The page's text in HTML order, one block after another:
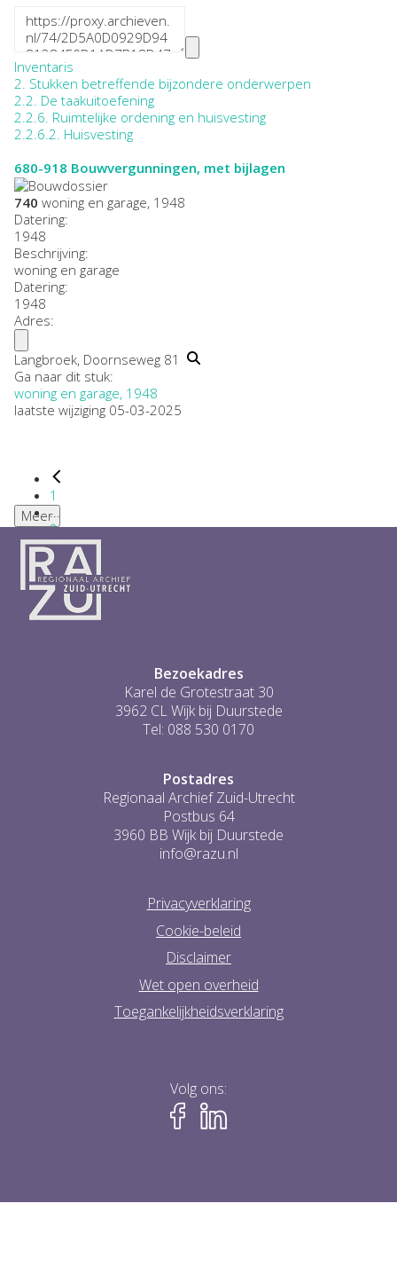
Inventaris
2. Stukken betreffende bijzondere onderwerpen
2.2. De taakuitoefening
2.2.6. Ruimtelijke ordening en huisvesting
2.2.6.2. Huisvesting
680-918 Bouwvergunningen, met bijlagen
740 woning en garage, 1948
Datering:
1948
Beschrijving:
woning en garage
Datering:
1948
Adres:
Langbroek, Doornseweg 81
Ga naar dit stuk:
woning en garage, 1948
laatste wijziging 05-03-2025
1
...
2
3
4
5
6
...
Meer
Bezoekadres
Karel de Grotestraat 30
3962 CL Wijk bij Duurstede
Tel: 088 530 0170
Postadres
Regionaal Archief Zuid-Utrecht
Postbus 64
3960 BB Wijk bij Duurstede
info@razu.nl
Privacyverklaring
Cookie-beleid
Disclaimer
Wet open overheid
Toegankelijkheidsverklaring
Volg ons: